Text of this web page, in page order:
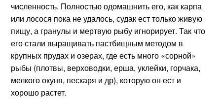
численность. Полностью одомашнить его, как карпа
или лосося пока не удалось, судак ест только живую
пищу, а гранулы и мертвую рыбу игнорирует. Так что
его стали выращивать пастбищным методом в
крупных прудах и озерах, где есть много «сорной»
рыбы (плотвы, верховодки, ерша, уклейки, горчака,
мелкого окуня, пескаря и др), которую он ест и
хорошо растет.